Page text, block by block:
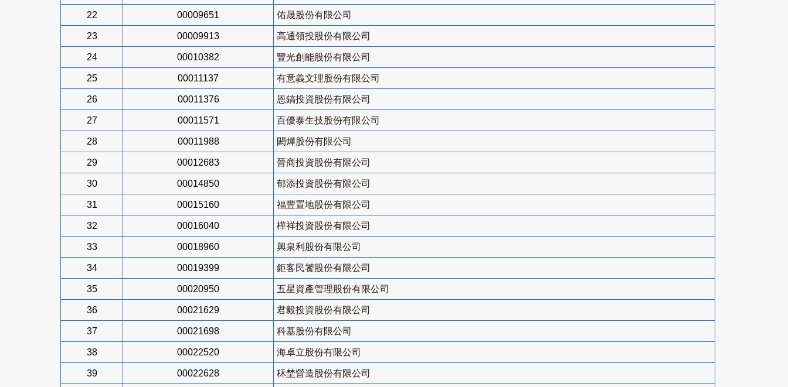
22 00009651 佑晟股份有限公司
23 00009913 高通領投股份有限公司
24 00010382 豐光創能股份有限公司
25 00011137 有意義文理股份有限公司
26 00011376 恩鎬投資股份有限公司
27 00011571 百優泰生技股份有限公司
28 00011988 閎燁股份有限公司
29 00012683 晉商投資股份有限公司
30 00014850 郁添投資股份有限公司
31 00015160 福豐置地股份有限公司
32 00016040 樺祥投資股份有限公司
33 00018960 興泉利股份有限公司
34 00019399 鉅客民饕股份有限公司
35 00020950 五星資產管理股份有限公司
36 00021629 君毅投資股份有限公司
37 00021698 科基股份有限公司
38 00022520 海卓立股份有限公司
39 00022628 秝埜營造股份有限公司